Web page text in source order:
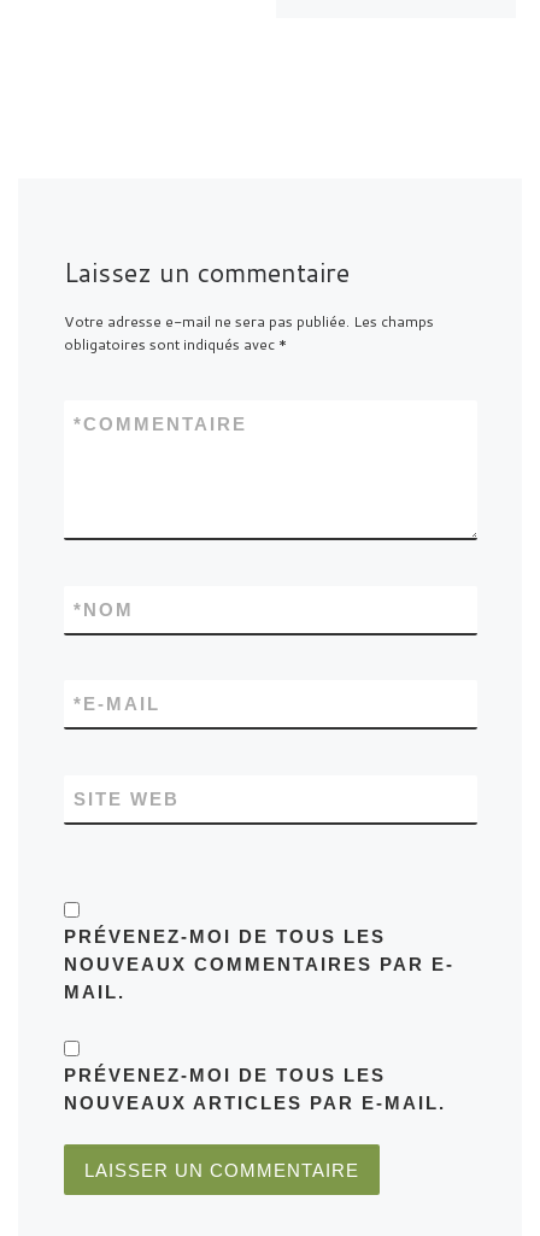
Laissez un commentaire
Votre adresse e-mail ne sera pas publiée. Les champs
obligatoires sont indiqués avec *
COMMENTAIRE
*
NOM
*
E-MAIL
*
SITE WEB
PRÉVENEZ-MOI DE TOUS LES
NOUVEAUX COMMENTAIRES PAR E-
MAIL.
PRÉVENEZ-MOI DE TOUS LES
NOUVEAUX ARTICLES PAR E-MAIL.